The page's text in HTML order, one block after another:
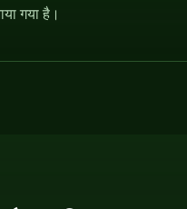
गया है।